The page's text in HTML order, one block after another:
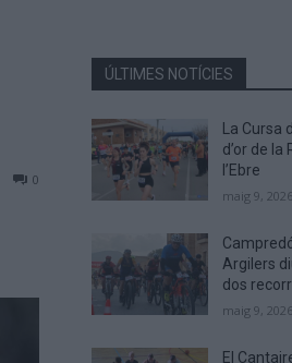
0
ÚLTIMES NOTÍCIES
La Cursa
d’or de
l’Ebre
maig 9, 2026
Argilers
dos
maig 9, 2026
El